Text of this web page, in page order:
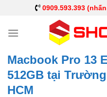
0909.593.393
Macbook Pro 13
512GB tại
HCM